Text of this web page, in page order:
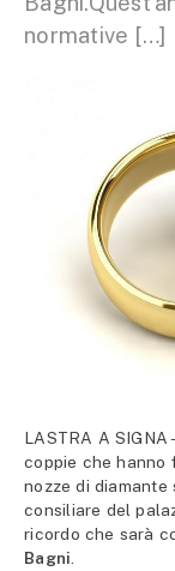
normative […]
LASTRA A
coppie che hanno
nozze di
consiliare del
ricordo che sarà
Bagni